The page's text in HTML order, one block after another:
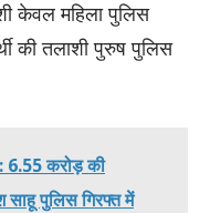
केवल महिला पुलिस
की तलाशी पुरुष पुलिस
6.55 करोड़ की
साहू पुलिस गिरफ्त में